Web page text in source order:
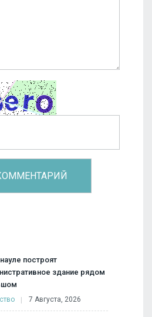
построят
здание рядом
7 Августа, 2026